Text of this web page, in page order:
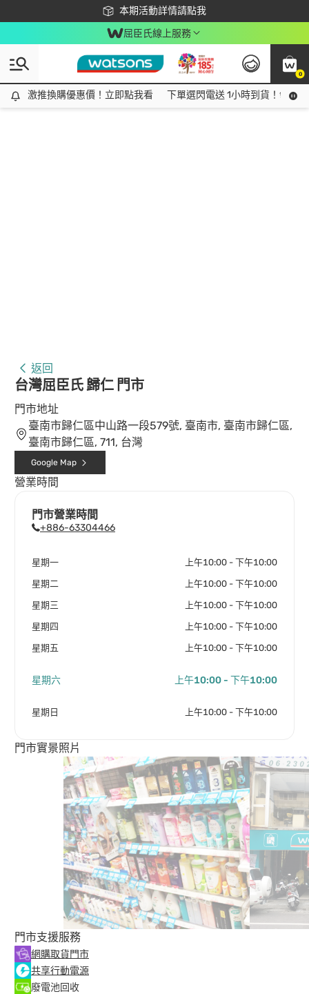
本期活動詳情請點我
下載app最高回饋$350
屈臣氏線上服務
0
激推換購優惠價！立即點我看
激推換購優惠價！立即點我看 下單選閃電送 1小時到貨！領神
返回
台灣屈臣氏 歸仁 門市
門市地址
臺南市歸仁區中山路一段579號, 臺南市, 臺南市歸仁區,
臺南市歸仁區, 711, 台灣
Google Map
營業時間
門市營業時間
+886-63304466
星期一 上午10:00 - 下午10:00
星期二 上午10:00 - 下午10:00
星期三 上午10:00 - 下午10:00
星期四 上午10:00 - 下午10:00
星期五 上午10:00 - 下午10:00
星期六 上午10:00 - 下午10:00
星期日 上午10:00 - 下午10:00
門市實景照片
門市支援服務
網購取貨門市
共享行動電源
廢電池回收